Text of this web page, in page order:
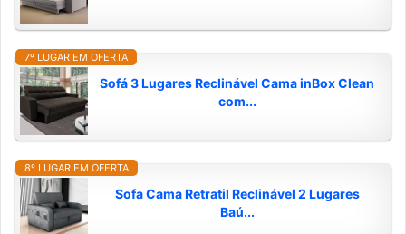
7º LUGAR EM OFERTA
Sofá 3 Lugares Reclinável Cama inBox Clean
com...
8º LUGAR EM OFERTA
Sofa Cama Retratil Reclinável 2 Lugares
Baú...